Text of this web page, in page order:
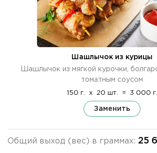
Шашлычок из курицы
Шашлычок из мягкой курочки,
томатным соусом
150 г. x 20 шт. = 3 000 г.
Заменить
Общий выход (вес) в граммах: 25